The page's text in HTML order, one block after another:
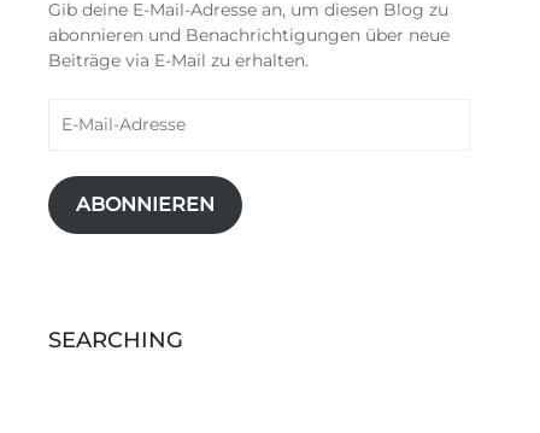
Gib deine E-Mail-Adresse an, um diesen Blog zu
abonnieren und Benachrichtigungen über neue
Beiträge via E-Mail zu erhalten.
Mail-
ABONNIEREN
SEARCHING